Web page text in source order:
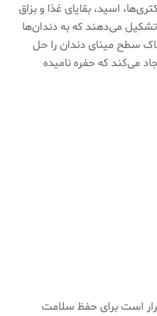
اسید، بقایای غذا و بزاق
می‌دهند که به دندان‌ها
سطح مینای دندان را حل
می‌کند که حفره نامیده
است برای حفظ سلامت